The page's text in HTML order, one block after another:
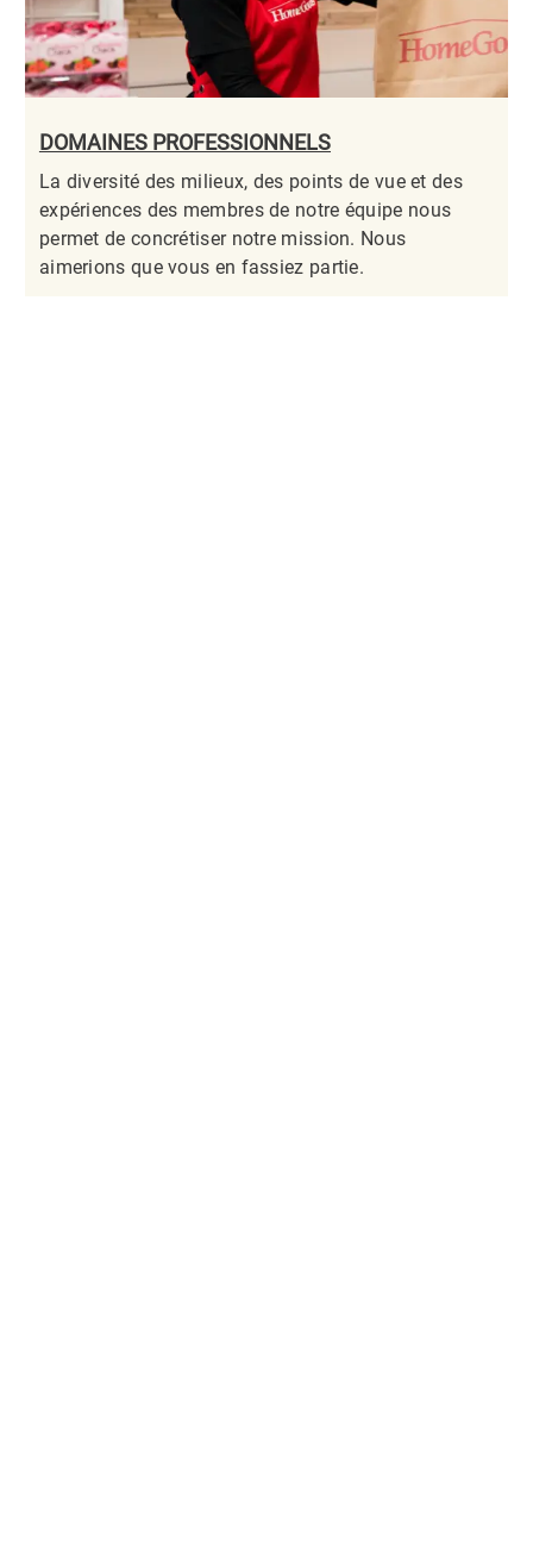
DOMAINES PROFESSIONNELS
La diversité des milieux, des points de vue et des
expériences des membres de notre équipe nous
permet de concrétiser notre mission. Nous
aimerions que vous en fassiez partie.​​​​​​​